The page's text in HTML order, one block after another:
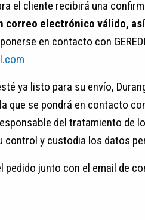
el cliente recibirá una
correo electrónico válido,
en contacto con
ya listo para su envío,
que se pondrá en contacto
del tratamiento
control y custodia los datos
pedido junto con el email de